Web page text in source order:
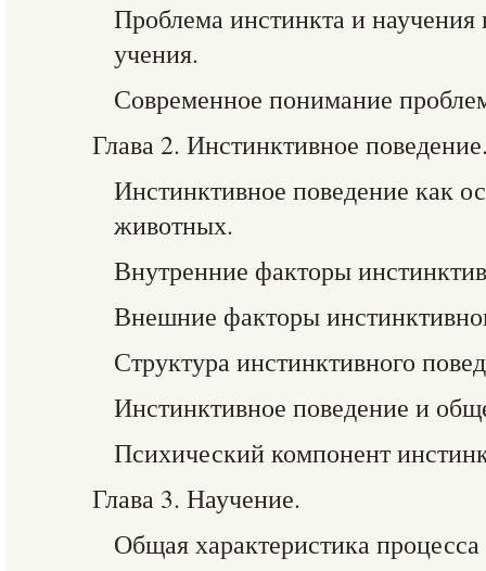
Проблема инстинкта и научения
учения.
Современное понимание
Глава 2. Инстинктивное
Инстинктивное поведение как
животных.
Внутренние факторы
Внешние факторы
Структура инстинктивного
Инстинктивное поведение и
Психический компонент
Глава 3. Научение.
Общая характеристика